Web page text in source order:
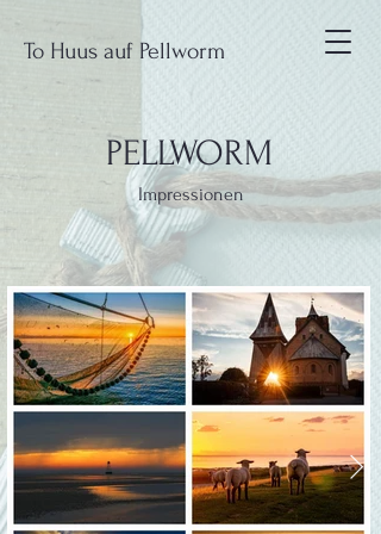
To Huus auf Pellworm
PELLWORM
Impressionen